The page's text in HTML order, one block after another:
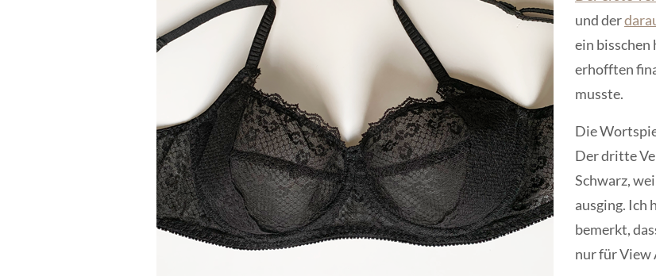
und der
ein bisschen
erhofften
musste.
Die
Der dritte
Schwarz,
ausging. Ich
bemerkt,
nur für View